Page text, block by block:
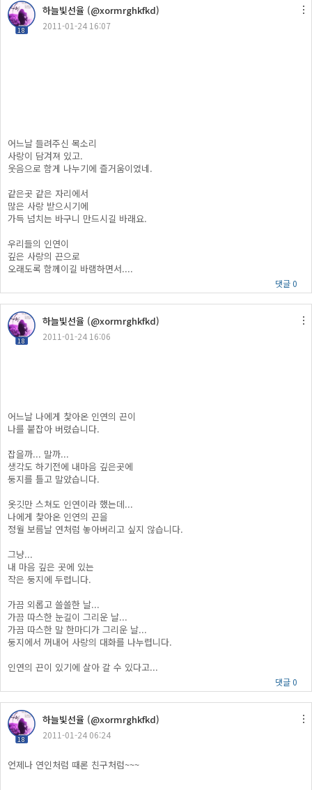
18
하늘빛선율 (@xormrghkfkd)
2011-01-24 16:07
어느날 들려주신 목소리
사랑이 담겨져 있고.
웃음으로 함게 나누기에 즐거움이였네.
같은곳 같은 자리에서
많은 사랑 받으시기에
가득 넘치는 바구니 만드시길 바래요.
우리들의 인연이
깊은 사랑의 끈으로
오래도록 함께이길 바램하면서....
댓글 0
18
하늘빛선율 (@xormrghkfkd)
2011-01-24 16:06
어느날 나에게 찿아온 인연의 끈이
나를 붙잡아 버렸습니다.
잡을까... 말까...
생각도 하기전에 내마음 깊은곳에
둥지를 틀고 말았습니다.
옷깃만 스쳐도 인연이라 했는데...
나에게 찿아온 인연의 끈을
정월 보름날 연처럼 놓아버리고 싶지 않습니다.
그냥...
내 마음 깊은 곳에 있는
작은 둥지에 두렵니다.
가끔 외롭고 쓸쓸한 날...
가끔 따스한 눈길이 그리운 날...
가끔 따스한 말 한마디가 그리운 날...
둥지에서 꺼내어 사랑의 대화를 나누렵니다.
인연의 끈이 있기에 살아 갈 수 있다고...
댓글 0
18
하늘빛선율 (@xormrghkfkd)
2011-01-24 06:24
언제나 연인처럼 때론 친구처럼~~~